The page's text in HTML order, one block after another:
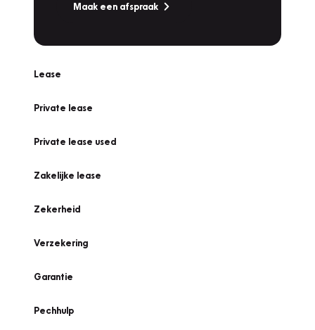
Maak een afspraak
Lease
Private lease
Private lease used
Zakelijke lease
Zekerheid
Verzekering
Garantie
Pechhulp